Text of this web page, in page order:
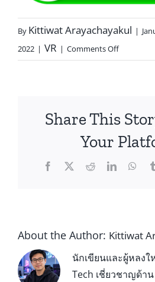
By Kittiwat Arayachayakul |
2022 | VR | Comments Off
Share This
Your
About the Author: Kittiwat
นักเขียนและผู้หลงใ
Tech เชี่ยวชาญด้าน